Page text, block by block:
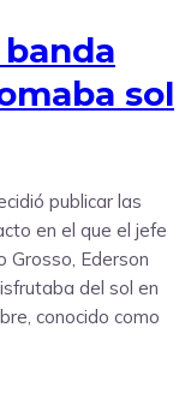
sol
publicar las
en el que el jefe
Grosso, Ederson
del sol en
conocido como